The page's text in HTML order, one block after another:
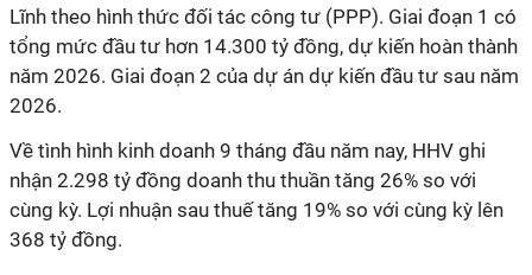
Lĩnh theo hình thức đối tác công tư (PPP). Giai đoạn 1 có
tổng mức đầu tư hơn 14.300 tỷ đồng, dự kiến hoàn thành
năm 2026. Giai đoạn 2 của d ự án dự kiến đầu tư sau năm
2026.
Về tình hình kinh doanh 9 tháng đầu năm nay, HHV ghi
nhận 2.298 tỷ đồng doanh thu thuần tăng 26% so với
cùng kỳ. Lợi nhuận sau thuế tăng 19% so với cùng kỳ lên
368 tỷ đồng.